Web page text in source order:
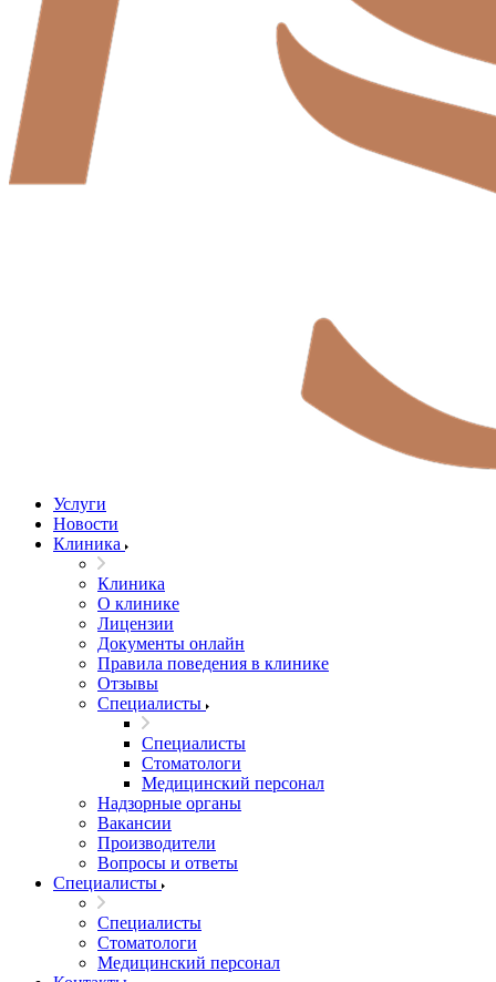
Услуги
Новости
Клиника
Клиника
О клинике
Лицензии
Документы онлайн
Правила поведения в клинике
Отзывы
Специалисты
Специалисты
Стоматологи
Медицинский персонал
Надзорные органы
Вакансии
Производители
Вопросы и ответы
Специалисты
Специалисты
Стоматологи
Медицинский персонал